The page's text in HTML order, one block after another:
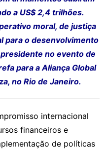
a US$ 2,4 trilhões.
moral, de justiça
para o desenvolvimento
no evento de
para a Aliança Global
no Rio de Janeiro.
internacional
financeiros e
de políticas